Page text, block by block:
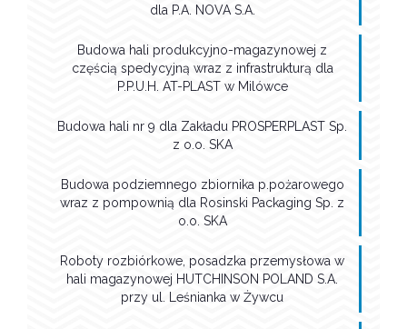
dla P.A. NOVA S.A.
Budowa hali produkcyjno-magazynowej z
częścią spedycyjną wraz z infrastrukturą dla
P.P.U.H. AT-PLAST w Milówce
Budowa hali nr 9 dla Zakładu PROSPERPLAST Sp.
z o.o. SKA
Budowa podziemnego zbiornika p.pożarowego
wraz z pompownią dla Rosinski Packaging Sp. z
o.o. SKA
Roboty rozbiórkowe, posadzka przemysłowa w
hali magazynowej HUTCHINSON POLAND S.A.
przy ul. Leśnianka w Żywcu